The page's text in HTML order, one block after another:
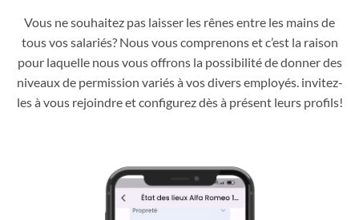
Vous ne souhaitez pas laisser les rênes entre les mains de
tous vos salariés? Nous vous comprenons et c’est la raison
pour laquelle nous vous offrons la possibilité de donner des
niveaux de permission variés à vos divers employés. invitez-
les à vous rejoindre et configurez dès à présent leurs profils!